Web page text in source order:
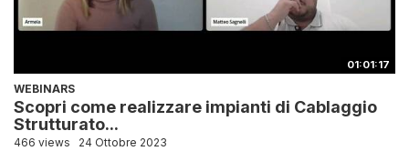
01:01:17
WEBINARS
Scopri come realizzare impianti di Cablaggio
Strutturato...
466 views 24 Ottobre 2023